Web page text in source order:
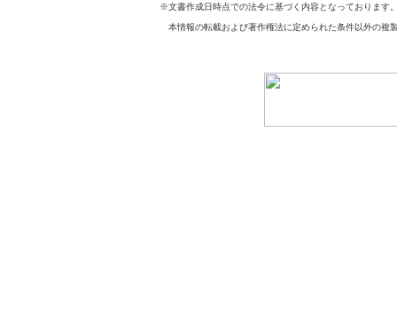
※文書作成日時点での法令に基づく内容となっております
本情報の転載および著作権法に定められた条件以外の複